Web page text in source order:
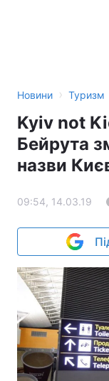
Новини › Туризм
Kyiv not
Бейрута
назви
09:54, 14.03.19